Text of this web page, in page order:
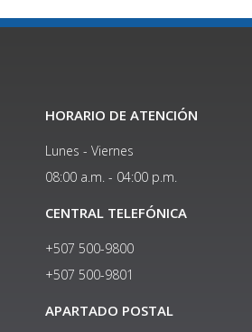
HORARIO DE ATENCIÓN
Lunes - Viernes
08:00 a.m. - 04:00 p.m.
CENTRAL TELEFÓNICA
+507 500-9800
+507 500-9801​
APARTADO POSTAL